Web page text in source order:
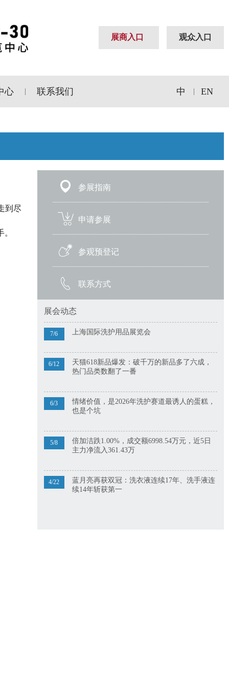
展商入口 观众入口
心 联系我们 中 EN
到尽
参展指南
申请参展
参观预登记
联系方式
展会动态
7/6 上海国际洗护用品展览会
6/12
天猫618新品爆发：破千万的新品多了六成，
热门品类数翻了一番
6/3
情绪价值，是2026年洗护赛道最诱人的蛋糕，
也是个坑
5/8
倍加洁跌1.00%，成交额6998.54万元，近5日
主力净流入361.43万
4/22
蓝月亮再获双冠：洗衣液连续17年、洗手液连
续14年斩获第一